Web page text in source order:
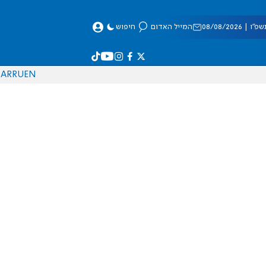
08/2026 המייל האדום חיפוש
EN
RU
AR